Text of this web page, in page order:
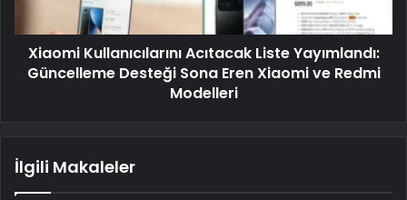
Xiaomi Kullanıcılarını Acıtacak Liste Yayımlandı:
Güncelleme Desteği Sona Eren Xiaomi ve Redmi
Modelleri
İlgili Makaleler